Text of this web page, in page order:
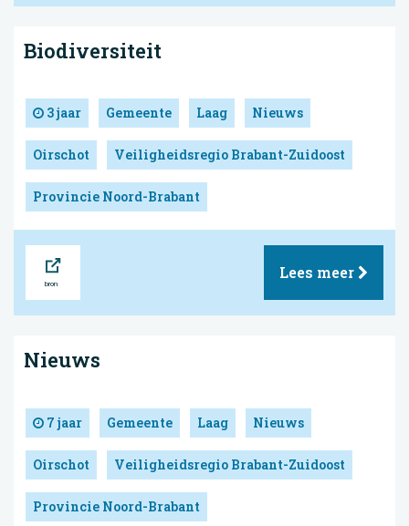
Biodiversiteit
3 jaar Gemeente Laag Nieuws
Oirschot Veiligheidsregio Brabant-Zuidoost
Provincie Noord-Brabant
Lees meer
Nieuws
7 jaar Gemeente Laag Nieuws
Oirschot Veiligheidsregio Brabant-Zuidoost
Provincie Noord-Brabant